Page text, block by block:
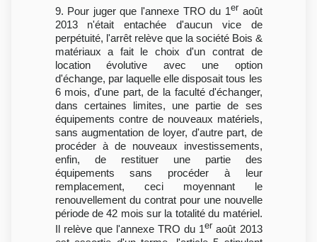
9. Pour juger que l'annexe TRO du 1er août
2013 n'était entachée d'aucun vice de
perpétuité, l'arrêt relève que la société Bois &
matériaux a fait le choix d'un contrat de
location évolutive avec une option
d'échange, par laquelle elle disposait tous les
6 mois, d'une part, de la faculté d'échanger,
dans certaines limites, une partie de ses
équipements contre de nouveaux matériels,
sans augmentation de loyer, d'autre part, de
procéder à de nouveaux investissements,
enfin, de restituer une partie des
équipements sans procéder à leur
remplacement, ceci moyennant le
renouvellement du contrat pour une nouvelle
période de 42 mois sur la totalité du matériel.
Il relève que l'annexe TRO du 1er août 2013